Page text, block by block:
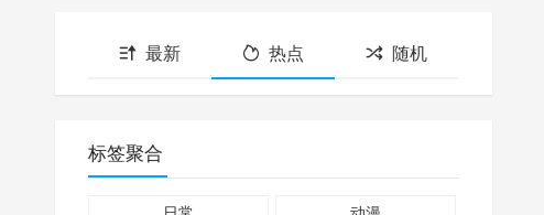
最新 热点 随机
标签聚合